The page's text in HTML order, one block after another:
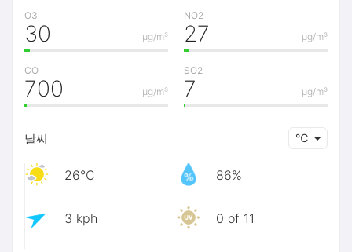
O3
μg/m³
30
NO2
μg/m³
27
CO
μg/m³
700
SO2
μg/m³
7
날씨 ℃
26℃ 86%
3 kph 0 of 11